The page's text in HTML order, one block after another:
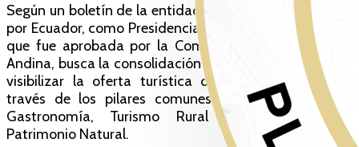
Según un boletín de la entidad, la iniciativa promovida
por Ecuador, como Presidencia Pro Tempore de la CAN,
que fue aprobada por la Comisión de la Comunidad
Andina, busca la consolidación de multi-destinos, para
visibilizar la oferta turística de la región andina a
través de los pilares comunes: Patrimonio Cultural,
Gastronomía, Turismo Rural y Comunitario, y
Patrimonio Natural.